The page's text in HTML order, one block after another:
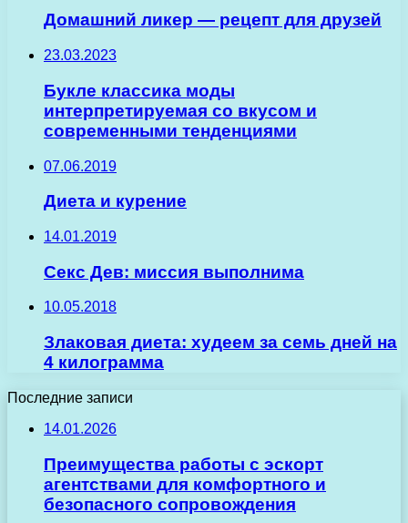
Домашний ликер — рецепт для друзей
23.03.2023
Букле классика моды
интерпретируемая со вкусом и
современными тенденциями
07.06.2019
Диета и курение
14.01.2019
Секс Дев: миссия выполнима
10.05.2018
Злаковая диета: худеем за семь дней на
4 килограмма
Последние записи
14.01.2026
Преимущества работы с эскорт
агентствами для комфортного и
безопасного сопровождения